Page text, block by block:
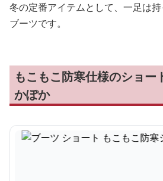
冬の定番アイテムとして、一足は
ブーツです。
もこもこ防寒仕様のショー
かぽか